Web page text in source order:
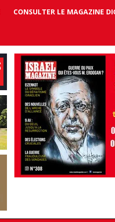
CONSULTER LE MAGAZINE